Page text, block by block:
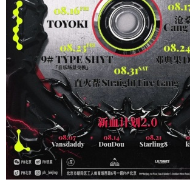
您没有权限发布内容，请购买会员或
限。
忘记密码？ 找回 已
社交帐号直接登录
QQ登录 微博登录